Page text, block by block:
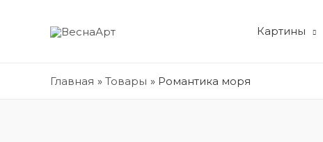
Картины
Главная Товары Романтика моря